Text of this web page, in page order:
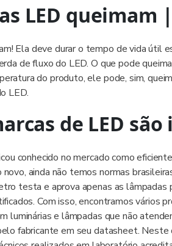
LED queimam
Ela deve durar o tempo de vida útil
de fluxo do LED. O que pode
do produto, ele pode, sim,
LED.
de LED
conhecido no mercado como
ainda não temos normas
testa e aprova apenas as
Com isso, encontramos vários
luminárias e lâmpadas que não
fabricante em seu datasheet. Neste